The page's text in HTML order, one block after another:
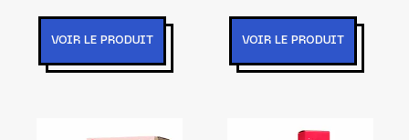
VOIR LE PRODUIT VOIR LE PRODUIT